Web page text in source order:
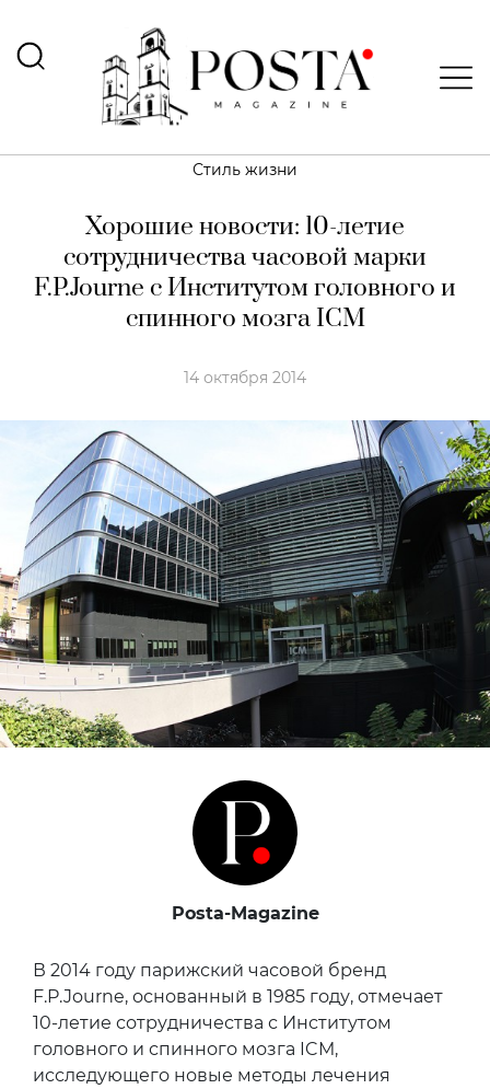
Стиль жизни
Хорошие новости: 10-летие
сотрудничества часовой марки
F.P.Journe с Институтом головного и
спинного мозга ICM
14 октября 2014
Posta-Magazine
В 2014 году парижский часовой бренд
F.P.Journe, основанный в 1985 году, отмечает
10-летие сотрудничества с Институтом
головного и спинного мозга ICM,
исследующего новые методы лечения